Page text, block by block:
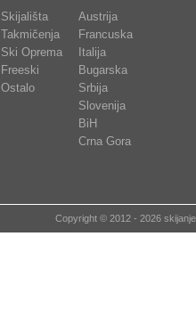
Skijališta
Takmičenja
Ski Oprema
Freeski
Ostalo
Austrija
Francuska
Italija
Bugarska
Srbija
Slovenija
BiH
Crna Gora
Copyright © 2012 - 2026